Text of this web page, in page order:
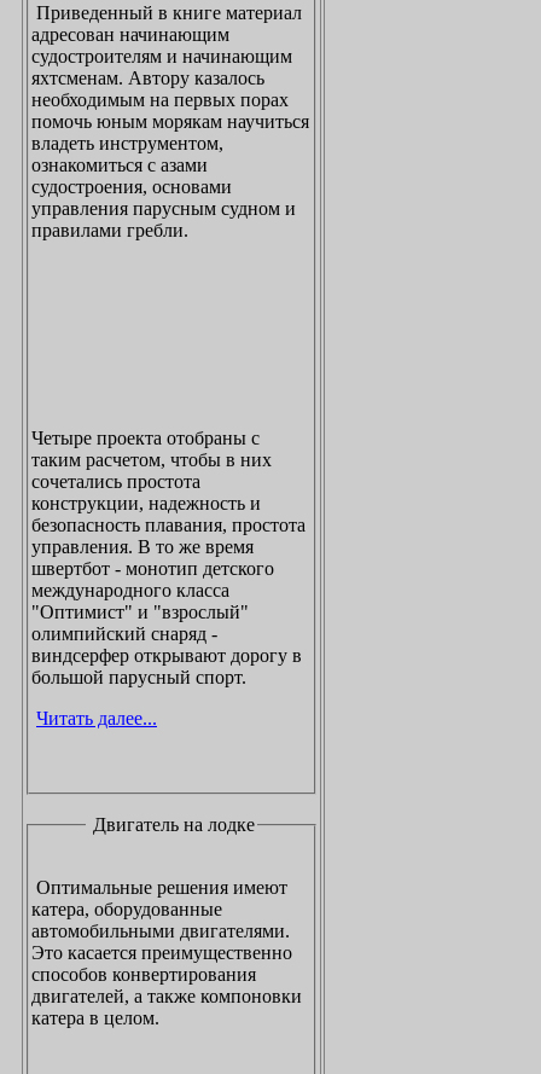
Приведенный в книге материал
адресован начинающим
судостроителям и начинающим
яхтсменам. Автору казалось
необходимым на первых порах
помочь юным морякам научиться
владеть инструментом,
ознакомиться с азами
судостроения, основами
управления парусным судном и
правилами гребли.
Четыре проекта отобраны с
таким расчетом, чтобы в них
сочетались простота
конструкции, надежность и
безопасность плавания, простота
управления. В то же время
швертбот - монотип детского
международного класса
"Оптимист" и "взрослый"
олимпийский снаряд -
виндсерфер открывают дорогу в
большой парусный спорт.
Читать далее...
Двигатель на лодке
Оптимальные решения имеют
катера, оборудованные
автомобильными двигателями.
Это касается преимущественно
способов конвертирования
двигателей, а также компоновки
катера в целом.